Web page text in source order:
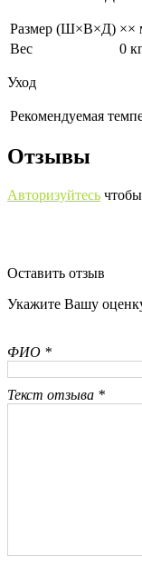
Размер (Ш×В×Д) ××
Вес
0
Уход
Рекомендуемая
Отзывы
Авторизуйтесь
Оставить отзыв
Укажите Вашу
ФИО *
Текст отзыва *